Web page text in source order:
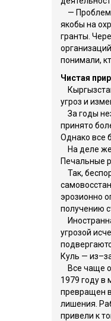
—
якобы на
гранты.
понимали,
Чистая
угроз и
За годы
принято
Однако все
На деле же
Печальные
Так,
эрозионно
получению
угрозой
Куль —
Все чаще
1979 году в
превращен
лишения.
привели к